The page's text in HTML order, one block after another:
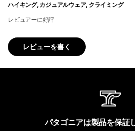
ハイキング, カジュアルウェア, クライミング
レビュアーに好評
レビューを書く
パタゴニアは製品を保証